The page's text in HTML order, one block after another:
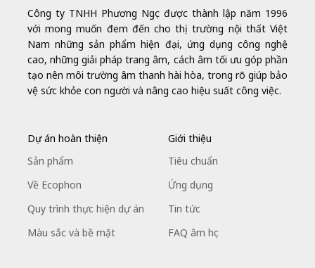
Công ty TNHH Phương Ngọc được thành lập năm 1996
với mong muốn đem đến cho thị trường nội thất Việt
Nam những sản phẩm hiện đại, ứng dụng công nghệ
cao, những giải pháp trang âm, cách âm tối ưu góp phần
tạo nên môi trường âm thanh hài hòa, trong rõ giúp bảo
vệ sức khỏe con người và nâng cao hiệu suất công việc.
Dự án hoàn thiện
Sản phẩm
Về Ecophon
Quy trình thực hiện dự án
Màu sắc và bề mặt
Giới thiệu
Tiêu chuẩn
Ứng dụng
Tin tức
FAQ âm học